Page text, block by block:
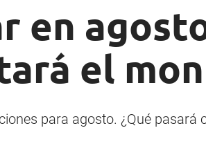
en
el
para agosto. ¿Qué pasará